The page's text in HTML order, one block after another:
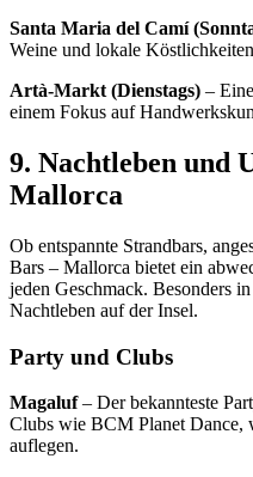
Santa Maria del Camí
Weine und lokale
Artà-Markt (Dienstags) –
einem Fokus auf
9. Nachtleben und
Mallorca
Ob entspannte Strandbars,
Bars – Mallorca bietet ein
jeden Geschmack. Besonders
Nachtleben auf der Insel.
Party und Clubs
Magaluf– Der bekannteste
Clubs wie BCM Planet Dance,
auflegen.